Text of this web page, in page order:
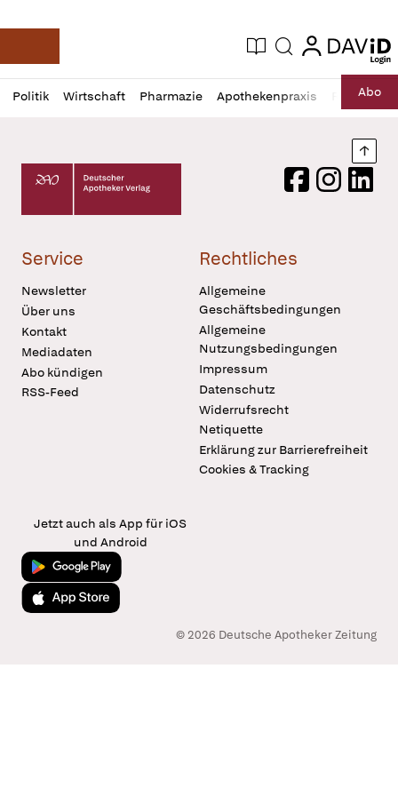
Deutsche Apotheker Zeitung
Aktuelle Ausgabe
Suche login
login
Politik Wirtschaft Pharmazie Apothekenpraxis RechtAbo
Profil
öffnen
Daz
Pur
Deutscher Apotheker Verlag Logo
FacebookInstagram
Service
Newsletter
Über uns
Kontakt
Mediadaten
Abo kündigen
RSS-Feed
Rechtliches
Allgemeine
Geschäftsbedingungen
Allgemeine
Nutzungsbedingungen
Impressum
Datenschutz
Widerrufsrecht
Netiquette
Erklärung zur Barrierefreiheit
Cookies & Tracking
Jetzt auch als App für iOS
und Android
Jetzt bei Google Play
Laden im App Store
© 2026 Deutsche Apotheker Zeitung